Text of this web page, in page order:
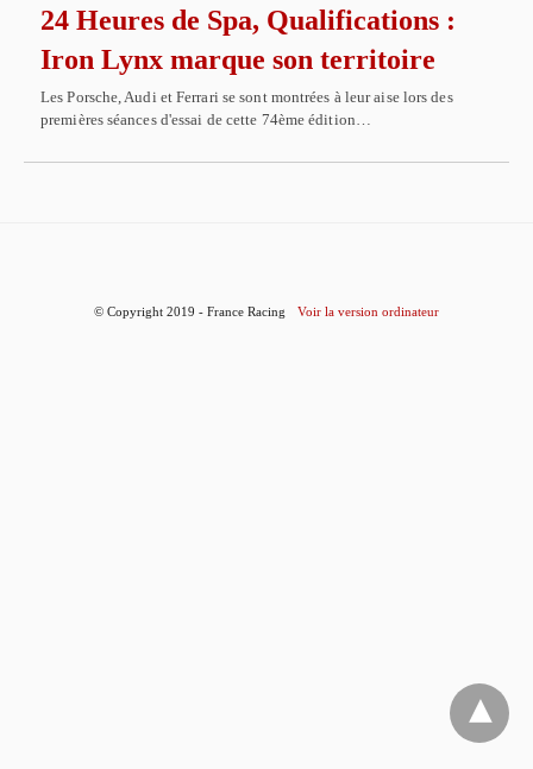
24 Heures de Spa, Qualifications :
Iron Lynx marque son territoire
Les Porsche, Audi et Ferrari se sont montrées à leur aise lors des
premières séances d'essai de cette 74ème édition…
© Copyright 2019 - France Racing Voir la version ordinateur